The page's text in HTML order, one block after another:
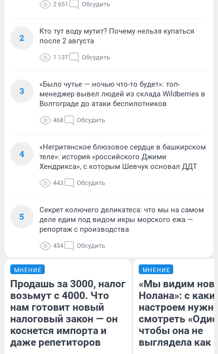
2 651 Обсудить
2
Кто тут воду мутит? Почему нельзя купаться
после 2 августа
1 137 Обсудить
3
«Было чутье — ночью что-то будет»: топ-
менеджер вывел людей из склада Wildberries в
Волгограде до атаки беспилотников
468 Обсудить
4
«Негритянское блюзовое сердце в башкирском
теле»: история «российского Джими
Хендрикса», с которым Шевчук основал ДДТ
443 Обсудить
5
Секрет колючего деликатеса: что мы на самом
деле едим под видом икры морского ежа —
репортаж с производства
434 Обсудить
МНЕНИЕ
Продашь за 3000, налог
возьмут с 4000. Что
нам готовит новый
налоговый закон — он
коснется импорта и
даже репетиторов
МНЕНИЕ
«Мы видим
Нолана»: с
настроем
смотреть
чтобы она не
выглядела как